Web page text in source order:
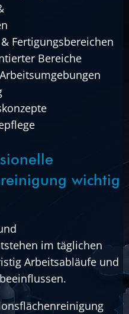
Fertigungsbereichen
Bereiche
wichtig
im täglichen
Arbeitsabläufe und